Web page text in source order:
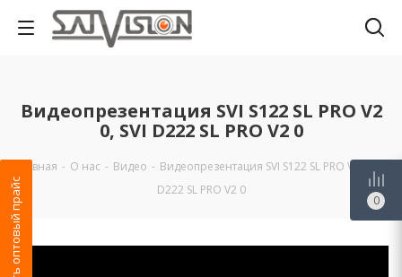
Видеопрезентация SVI S122 SL PRO V2
0, SVI D222 SL PRO V2 0
Главная - О нас - Видео - Видеопрезентация SVI S122 SL PRO V2 0, SVI
D222 SL PRO V2 0
0